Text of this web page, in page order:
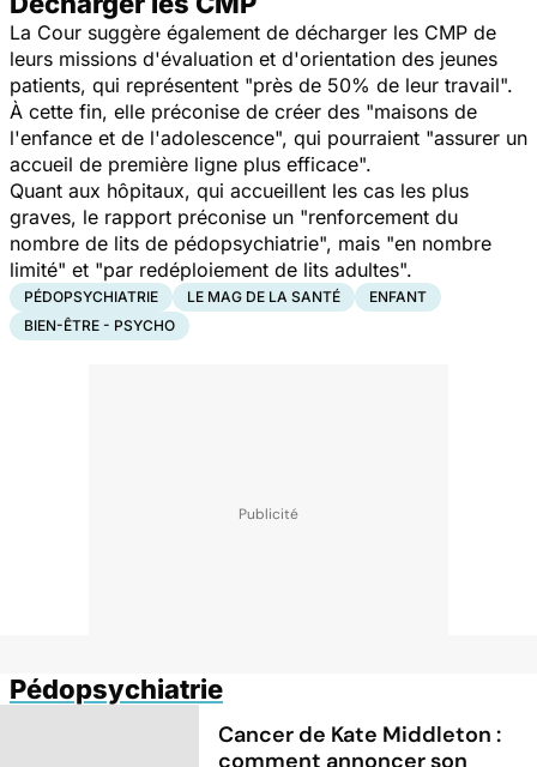
La Cour suggère également de décharger les CMP de
leurs missions d'évaluation et d'orientation des jeunes
patients, qui représentent "près de 50% de leur travail".
À cette fin, elle préconise de créer des "maisons de
l'enfance et de l'adolescence", qui pourraient "assurer un
accueil de première ligne plus efficace".
Quant aux hôpitaux, qui accueillent les cas les plus
graves, le rapport préconise un "renforcement du
nombre de lits de pédopsychiatrie", mais "en nombre
limité" et "par redéploiement de lits adultes".
PÉDOPSYCHIATRIE LE MAG DE LA SANTÉ
ENFANT
BIEN-ÊTRE - PSYCHO
Pédopsychiatrie
Cancer de Kate Middleton :
comment annoncer son